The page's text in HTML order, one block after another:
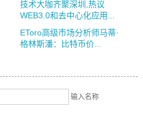
技术大咖齐聚深圳,热议
WEB3.0和去中心化应用...
EToro高级市场分析师马蒂·
格林斯潘：比特币价...
输入名称